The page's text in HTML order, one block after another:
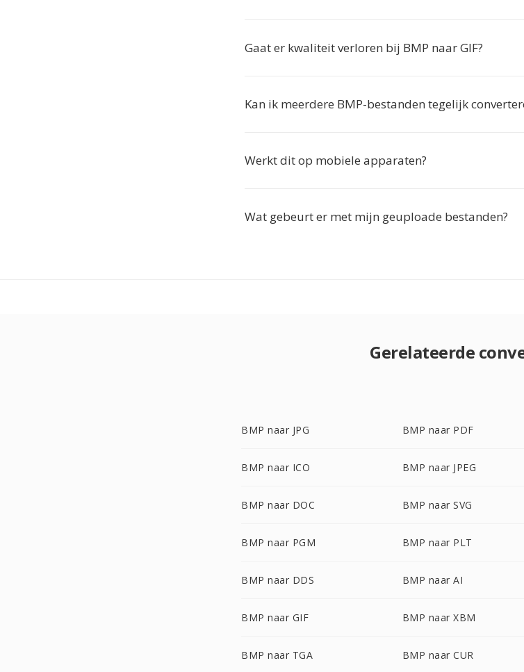
Gaat er kwaliteit verloren bij BMP naar GIF?
Kan ik meerdere BMP-bestanden tegelijk
Werkt dit op mobiele apparaten?
Wat gebeurt er met mijn geuploade bestanden?
Gerelateerde
BMP naar JPG BMP naar PDF
BMP naar ICO BMP naar JPEG
BMP naar DOC BMP naar SVG
BMP naar PGM BMP naar PLT
BMP naar DDS BMP naar AI
BMP naar GIF BMP naar XBM
BMP naar TGA BMP naar CUR